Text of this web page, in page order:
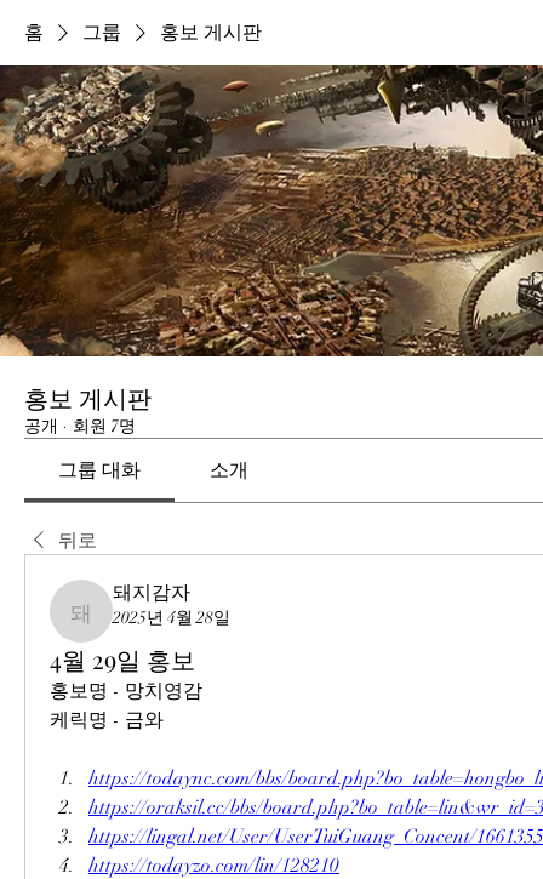
홈 그룹 홍보 게시판
홍보 게시판
공개 · 회원 7명
그룹 대화 소개
뒤로
돼지감자
돼지감자
2025년 4월 28일
4월 29일 홍보
홍보명 - 망치영감
케릭명 - 금와
https://todaync.com/bbs/
https://oraksil.cc/bbs/
https://lingal.net/User/UserTuiGuang_Concent/1661355
https://todayzo.com/lin/128210